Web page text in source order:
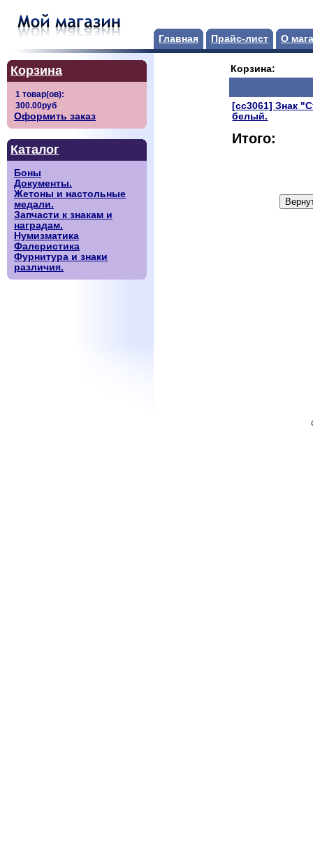
Главная Прайс-лист О
Корзина
Оформить заказ
Каталог
Боны
Документы.
Жетоны и настольные
медали.
Запчасти к знакам и
наградам.
Нумизматика
Фалеристика
Фурнитура и знаки
различия.
Корзина:
[сс3061] Знак
белый.
Итого: